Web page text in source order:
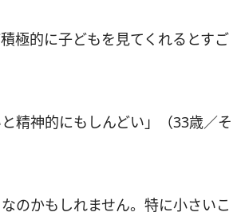
極的に子どもを見てくれるとすご
精神的にもしんどい」（33歳／そ
のかもしれません。特に小さいこ